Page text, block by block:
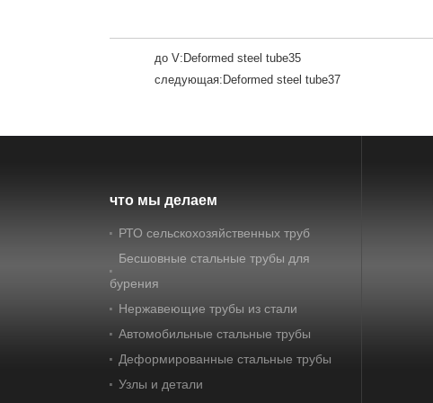
до V: Deformed steel tube35
следующая: Deformed steel tube37
что мы делаем
РТО сельскохозяйственных труб
Бесшовные стальные трубы для
бурения
Нержавеющие трубы из стали
Автомобильные стальные трубы
Деформированные стальные трубы
Узлы и детали